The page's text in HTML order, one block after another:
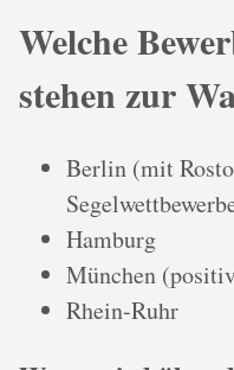
Welche
stehen zur
Berlin (mit
Hamburg
München
Rhein-Ruhr